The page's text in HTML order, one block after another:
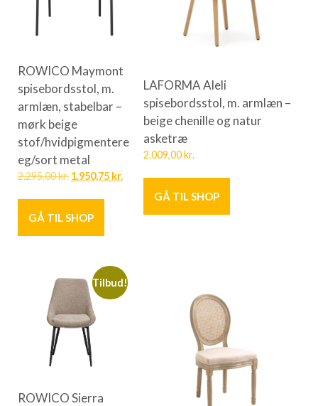
ROWICO Maymont
spisebordsstol, m.
armlæn, stabelbar –
mørk beige
stof/hvidpigmentere
eg/sort metal
2.295,00kr. 1.950,75 kr.
GÅ TIL SHOP
LAFORMA Aleli
spisebordsstol, m. armlæn –
beige chenille og natur
asketræ
2.009,00kr.
GÅ TIL SHOP
Tilbud!
ROWICO Sierra